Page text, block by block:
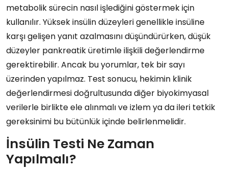
metabolik sürecin nasıl işlediğini göstermek için
kullanılır. Yüksek insülin düzeyleri genellikle insüline
karşı gelişen yanıt azalmasını düşündürürken, düşük
düzeyler pankreatik üretimle ilişkili değerlendirme
gerektirebilir. Ancak bu yorumlar, tek bir sayı
üzerinden yapılmaz. Test sonucu, hekimin klinik
değerlendirmesi doğrultusunda diğer biyokimyasal
verilerle birlikte ele alınmalı ve izlem ya da ileri tetkik
gereksinimi bu bütünlük içinde belirlenmelidir.
İnsülin Testi Ne Zaman
Yapılmalı?